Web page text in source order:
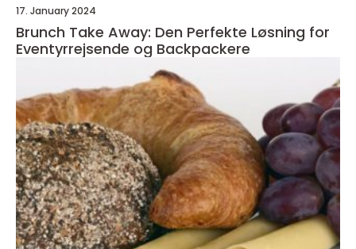
17. January 2024
Brunch Take Away: Den Perfekte Løsning for
Eventyrrejsende og Backpackere